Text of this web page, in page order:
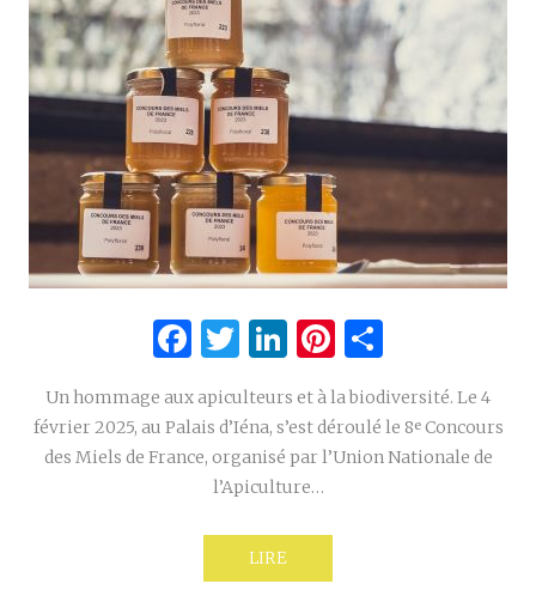
Facebook
Twitter
LinkedIn
Pinterest
Un hommage aux apiculteurs et à la biodiversité. Le 4
février 2025, au Palais d’Iéna, s’est déroulé le 8ᵉ Concours
des Miels de France, organisé par l’Union Nationale de
l’Apiculture…
LIRE